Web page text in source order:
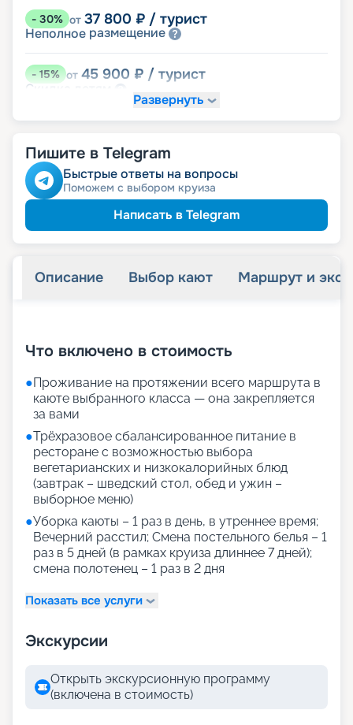
- 30% от 37 800 ₽ / турист
Неполное размещение
-15% от 45 900 ₽ / турист
Скидка
Скидка сотрудникам силовых
Скидкапенсионерам
Скидкаветеранам
Скидка многодетнымсемьям
Развернуть
Пишите в Telegram
Быстрые ответы на вопросы
Поможем с выбором круиза
Написать в Telegram
Описание Выбор кают Маршрут и
Что включено в стоимость
●Проживание на протяжении всего маршрута в
каюте выбранного класса — она закрепляется
за вами
●Трёхразовое сбалансированное питание в
ресторане с возможностью выбора
вегетарианских и низкокалорийных блюд
(завтрак – шведский стол, обед и ужин –
выборное меню)
●Уборка каюты – 1 раз в день, в утреннее время;
Вечерний расстил; Смена постельного белья – 1
раз в 5 дней (в рамках круиза длиннее 7 дней);
смена полотенец – 1 раз в 2 дня
Показать все услуги
Экскурсии
Открыть экскурсионную программу
(включена в стоимость)